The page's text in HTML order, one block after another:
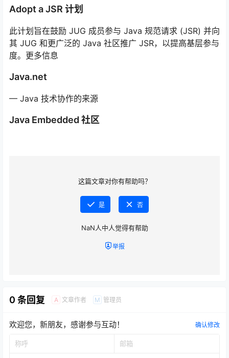
Adopt a JSR 计划
此计划旨在鼓励 JUG 成员参与 Java 规范请求 (JSR) 并向
其 JUG 和更广泛的 Java 社区推广 JSR，以提高基层参与
度。更多信息
Java.net
— Java 技术协作的来源
Java Embedded 社区
这篇文章对你有帮助吗？
是 否
NaN人中人觉得有帮助
举报
0 条回复 A 文章作者 M 管理员
欢迎您，新朋友，感谢参与互动！ 确认修改